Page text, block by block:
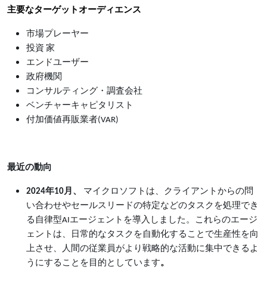
主要なターゲットオーディエンス
市場プレーヤー
投資 家
エンドユーザー
政府機関
コンサルティング・調査会社
ベンチャーキャピタリスト
付加価値再販業者(VAR)
最近の動向
2024年10月、 マイクロソフトは、クライアントからの問
い合わせやセールスリードの特定などのタスクを処理でき
る自律型AIエージェントを導入しました。これらのエージ
ェントは、日常的なタスクを自動化することで生産性を向
上させ、人間の従業員がより戦略的な活動に集中できるよ
うにすることを目的としています。